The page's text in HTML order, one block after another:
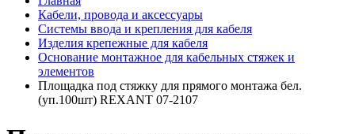
Кабели, провода и аксессуары
Системы ввода и крепления для кабеля
Изделия крепежные для кабеля
Основание монтажное для кабельных стяжек и
элементов
Площадка под стяжку для прямого монтажа бел.
(уп.100шт) REXANT 07-2107